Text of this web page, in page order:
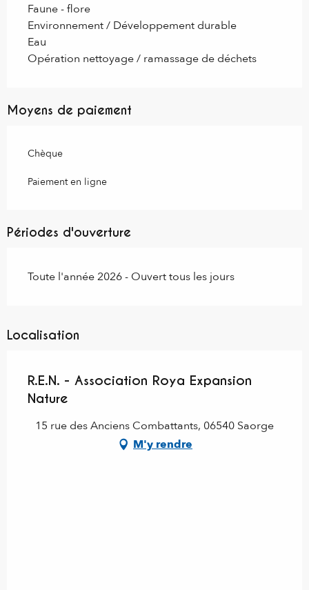
Faune - flore
Environnement / Développement durable
Eau
Opération nettoyage / ramassage de déchets
Moyens de paiement
Chèque
Paiement en ligne
Périodes d'ouverture
Toute l'année 2026 - Ouvert tous les jours
Localisation
R.E.N. - Association Roya Expansion
Nature
15 rue des Anciens Combattants, 06540 Saorge
M'y rendre